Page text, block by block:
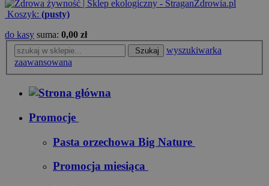
Koszyk: (pusty)
do kasy suma: 0,00 zł
Szukaj
wyszukiwarka
zaawansowana
Promocje
Pasta orzechowa Big Nature
Promocja miesiąca